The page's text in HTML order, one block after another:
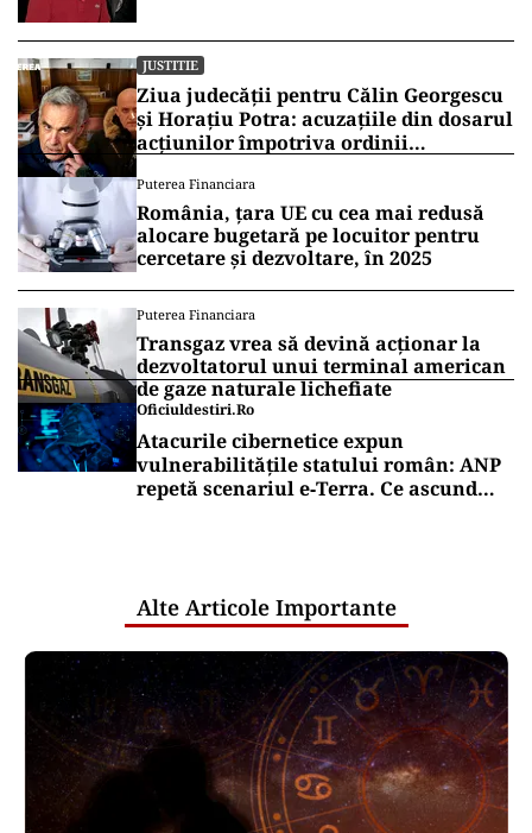
JUSTITIE
Ziua judecății pentru Călin Georgescu
și Horațiu Potra: acuzațiile din dosarul
acțiunilor împotriva ordinii
de la Înalta Curte
Puterea Financiara
România, țara UE cu cea mai redusă
alocare bugetară pe locuitor pentru
cercetare și dezvoltare, în 2025
Puterea Financiara
Transgaz vrea să devină acționar la
dezvoltatorul unui terminal american
de gaze naturale lichefiate
Oficiuldestiri.ro
Atacurile cibernetice expun
vulnerabilitățile statului român: ANP
repetă scenariul e‑Terra. Ce ascund
Alte Articole Importante